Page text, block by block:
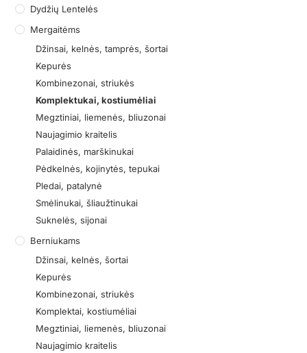
Dydžių Lentelės
Mergaitėms
Džinsai, kelnės, tamprės, šortai
Kepurės
Kombinezonai, striukės
Komplektukai, kostiumėliai
Megztiniai, liemenės, bliuzonai
Naujagimio kraitelis
Palaidinės, marškinukai
Pėdkelnės, kojinytės, tepukai
Pledai, patalynė
Smėlinukai, šliaužtinukai
Suknelės, sijonai
Berniukams
Džinsai, kelnės, šortai
Kepurės
Kombinezonai, striukės
Komplektai, kostiumėliai
Megztiniai, liemenės, bliuzonai
Naujagimio kraitelis